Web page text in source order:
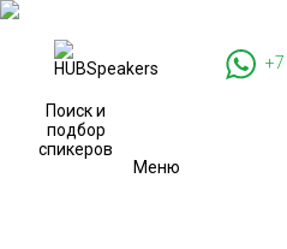
Поиск и
подбор
спикеров
+7
Меню